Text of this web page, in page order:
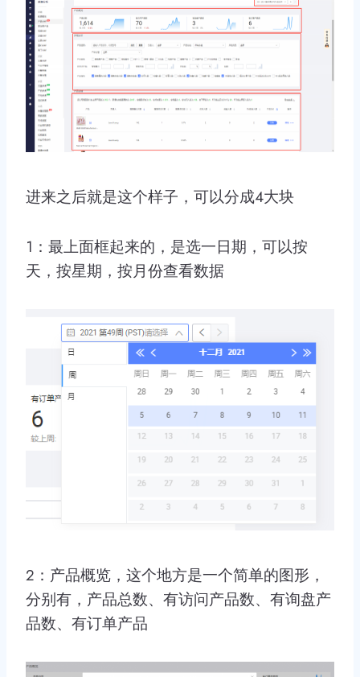
进来之后就是这个样子，可以分成4大块
1：最上面框起来的，是选一日期，可以按
天，按星期，按月份查看数据
2：产品概览，这个地方是一个简单的图形，
分别有，产品总数、有访问产品数、有询盘产
品数、有订单产品